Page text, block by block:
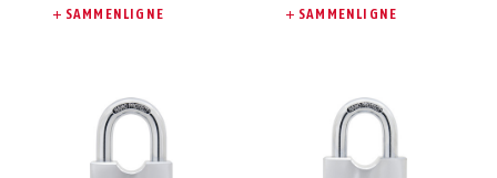
SAMMENLIGNE SAMMENLIGNE